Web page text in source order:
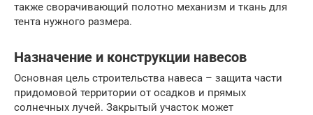
также сворачивающий полотно механизм и ткань для
тента нужного размера.
Назначение и конструкции навесов
Основная цель строительства навеса – защита части
придомовой территории от осадков и прямых
солнечных лучей. Закрытый участок может